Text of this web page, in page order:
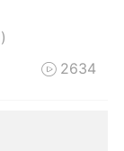
)
 2634